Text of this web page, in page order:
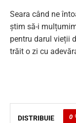
Seara când ne
știm să-i
pentru darul vieții
trăit o zi cu
DISTRIBUIE 0